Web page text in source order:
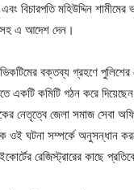
বিচারপতি মহিউদ্দিন শামীমের
এ আদেশ দেন।
ভিকটিমের বক্তব্য গ্রহণে
একটি কমিটি গঠন করে দিয়েছেন
নেতৃত্বে জেলা সমাজ সেবা
ওই ঘটনা সম্পর্কে অনুসন্ধান
রেজিস্ট্রারের কাছে